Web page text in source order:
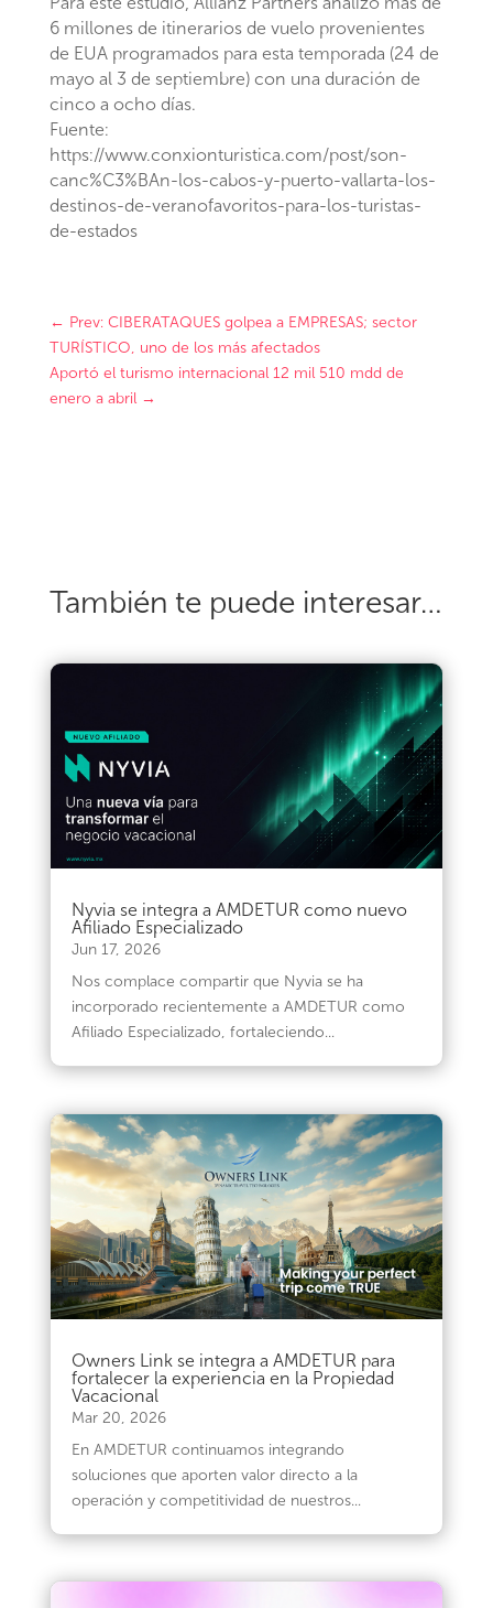
6 millones de itinerarios de vuelo provenientes
de EUA programados para esta temporada (24 de
mayo al 3 de septiembre) con una duración de
cinco a ocho días.
Fuente:
https://www.conxionturistica.com/post/son-
canc%C3%BAn-los-cabos-y-puerto-vallarta-los-
destinos-de-veranofavoritos-para-los-turistas-
de-estados
← Prev: CIBERATAQUES golpea a EMPRESAS; sector
TURÍSTICO, uno de los más afectados
Aportó el turismo internacional 12 mil 510 mdd de
enero a abril→
También te puede interesar…
Nyvia se integra a AMDETUR como nuevo
Afiliado Especializado
Jun 17, 2026
Nos complace compartir que Nyvia se ha
incorporado recientemente a AMDETUR como
Afiliado Especializado, fortaleciendo...
Owners Link se integra a AMDETUR para
fortalecer la experiencia en la Propiedad
Vacacional
Mar 20, 2026
En AMDETUR continuamos integrando
soluciones que aporten valor directo a la
operación y competitividad de nuestros...